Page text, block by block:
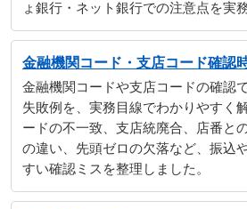
ょ銀行・ネット銀行での注意点を実
金融機関コード・支店コード確認
金融機関コードや支店コードの確認
失敗例を、実務目線でわかりやすく
ードの不一致、支店統廃合、店番と
の違い、先頭ゼロの欠落など、振込
すい確認ミスを整理しました。